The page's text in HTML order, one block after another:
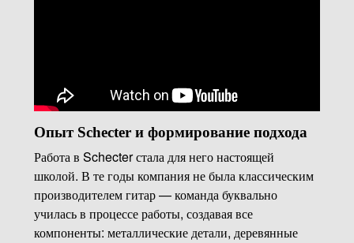
Опыт Schecter и формирование подхода
Работа в Schecter стала для него настоящей
школой. В те годы компания не была классическим
производителем гитар — команда буквально
училась в процессе работы, создавая все
компоненты: металлические детали, деревянные